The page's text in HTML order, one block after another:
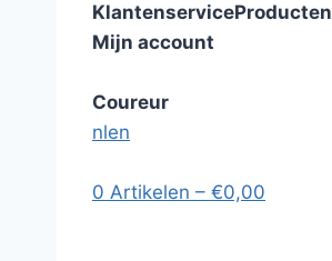
KlantenserviceProducten
Mijn account
Coureur
nlen
0 Artikelen – €0,00